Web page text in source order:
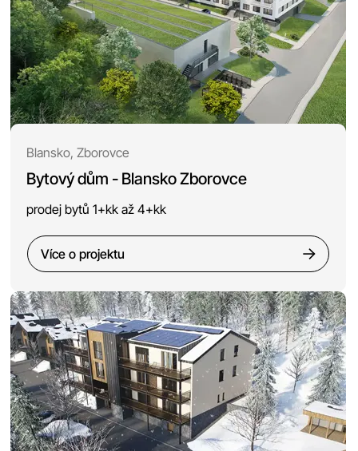
Blansko, Zborovce
Bytový dům - Blansko Zborovce
prodej bytů 1+kk až 4+kk
Více o projektu